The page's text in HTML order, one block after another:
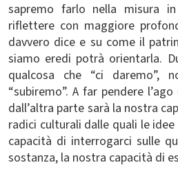
sapremo farlo nella misura
riflettere con maggiore
davvero dice e su come il
siamo eredi potrà orientarla.
qualcosa che “ci daremo”,
“subiremo”. A far pendere
dall’altra parte sarà la nostra
radici culturali dalle quali le
capacità di interrogarci sulle
sostanza, la nostra capacità di